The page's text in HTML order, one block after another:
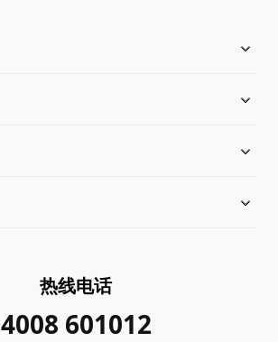
热线电话
4008 601012